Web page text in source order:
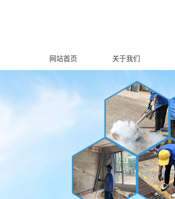
网站首页 关于我们